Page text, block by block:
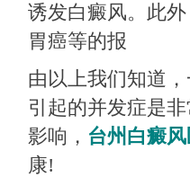
诱发白癜风。此
胃癌等的报
由以上我们知道
引起的并发症是
影响， 台州白癜
康!